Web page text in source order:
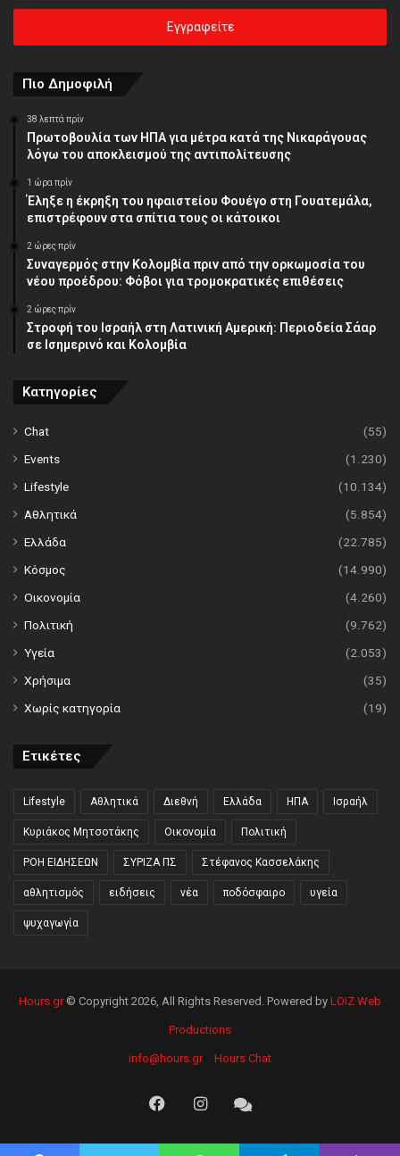
ηλεκτρονική
διεύθυνση
Πιο Δημοφιλή
38 λεπτά πρίν
Πρωτοβουλία των ΗΠΑ για μέτρα κατά της Νικαράγουας
λόγω του αποκλεισμού της αντιπολίτευσης
1 ώρα πρίν
Έληξε η έκρηξη του ηφαιστείου Φουέγο στη Γουατεμάλα,
επιστρέφουν στα σπίτια τους οι κάτοικοι
2 ώρες πρίν
Συναγερμός στην Κολομβία πριν από την ορκωμοσία του
νέου προέδρου: Φόβοι για τρομοκρατικές επιθέσεις
2 ώρες πρίν
Στροφή του Ισραήλ στη Λατινική Αμερική: Περιοδεία Σάαρ
σε Ισημερινό και Κολομβία
Κατηγορίες
Chat
(55)
Events
(1.230)
Lifestyle
(10.134)
Αθλητικά
(5.854)
Ελλάδα
(22.785)
Κόσμος
(14.990)
Οικονομία
(4.260)
Πολιτική
(9.762)
Υγεία
(2.053)
Χρήσιμα
(35)
Χωρίς κατηγορία
(19)
Ετικέτες
Lifestyle Αθλητικά Διεθνή Ελλάδα ΗΠΑ Ισραήλ
Κυριάκος Μητσοτάκης Οικονομία Πολιτική
ΡΟΗ ΕΙΔΗΣΕΩΝ ΣΥΡΙΖΑ ΠΣ Στέφανος Κασσελάκης
αθλητισμός ειδήσεις νέα ποδόσφαιρο υγεία
ψυχαγωγία
Hours.gr© Copyright 2026, All Rights Reserved. Powered by LOIZ Web
Productions
info@hours.gr Hours Chat
FacebookInstagramHours
Chat